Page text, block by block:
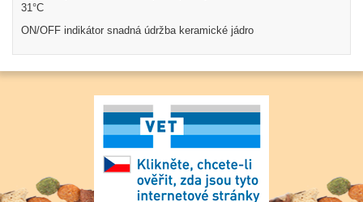
31°C
ON/OFF indikátor snadná údržba keramické jádro